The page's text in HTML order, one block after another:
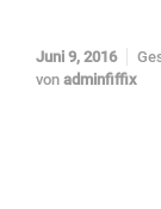
Juni 9, 2016
von adminfiffix